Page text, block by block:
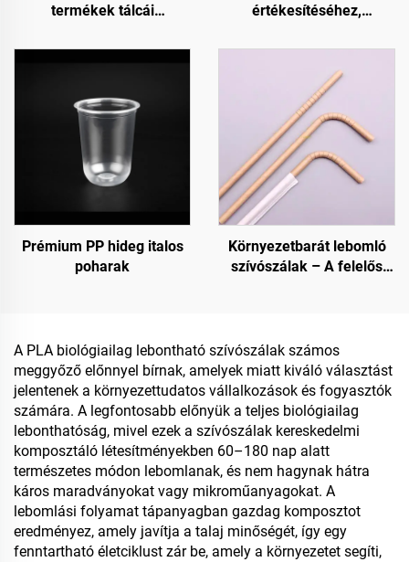
termékek tálcái
zöldségeknek és
értékesítéséhez,
tárolásához
Prémium PP hideg italos
poharak
Környezetbarát lebomló
szívószálak – A felelős
A PLA biológiailag lebontható szívószálak számos
meggyőző előnnyel bírnak, amelyek miatt kiváló választást
jelentenek a környezettudatos vállalkozások és fogyasztók
számára. A legfontosabb előnyük a teljes biológiailag
lebonthatóság, mivel ezek a szívószálak kereskedelmi
komposztáló létesítményekben 60–180 nap alatt
természetes módon lebomlanak, és nem hagynak hátra
káros maradványokat vagy mikroműanyagokat. A
lebomlási folyamat tápanyagban gazdag komposztot
eredményez, amely javítja a talaj minőségét, így egy
fenntartható életciklust zár be, amely a környezetet segíti,